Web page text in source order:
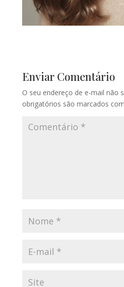
Enviar Comentário
O seu endereço de e-mail não
obrigatórios são marcados com